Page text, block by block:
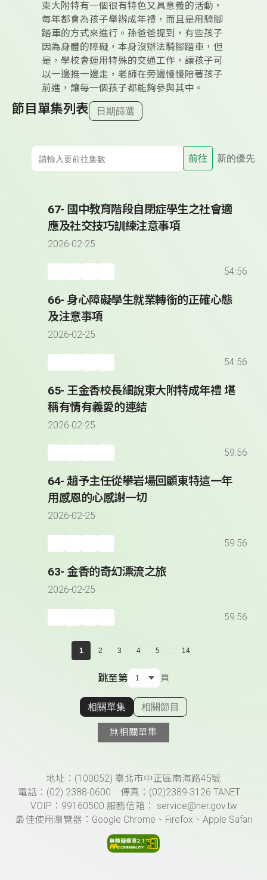
東大附特有一個很有特色又具意義的活動，
每年都會為孩子舉辦成年禮，而且是用騎腳
踏車的方式來進行。孫爸爸提到，有些孩子
因為身體的障礙，本身沒辦法騎腳踏車，但
是，學校會運用特殊的交通工作，讓孩子可
以一邊推一邊走，老師在旁邊慢慢陪著孩子
前進，讓每一個孩子都能夠參與其中。
節目單集列表 日期篩選
前往 新的優先
67- 國中教育階段自閉症學生之社會適
應及社交技巧訓練注意事項
2026-02-25
54:56
66- 身心障礙學生就業轉銜的正確心態
及注意事項
2026-02-25
54:56
65- 王金香校長細說東大附特成年禮 堪
稱有情有義愛的連結
2026-02-25
59:56
64- 趙予主任從攀岩場回顧東特這一年
用感恩的心感謝一切
2026-02-25
59:56
63- 金香的奇幻漂流之旅
2026-02-25
59:56
1 2 3 4 5 ... 14
跳至第 頁
顯示相關單集
相關單集 相關節目
無相關單集
頁尾資訊地址：(100052) 臺北市中正區南海路45號
電話：(02) 2388-0600 傳真：(02)2389-3126 TANET
VOIP：99160500 服務信箱： service@ner.gov.tw
最佳使用瀏覽器：Google Chrome、Firefox、Apple Safari